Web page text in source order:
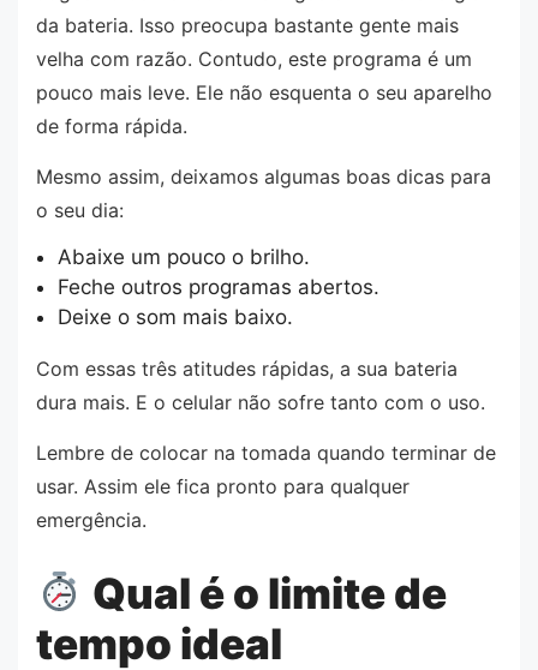
da bateria. Isso preocupa bastante gente mais
velha com razão. Contudo, este programa é um
pouco mais leve. Ele não esquenta o seu aparelho
de forma rápida.
Mesmo assim, deixamos algumas boas dicas para
o seu dia:
Abaixe um pouco o brilho.
Feche outros programas abertos.
Deixe o som mais baixo.
Com essas três atitudes rápidas, a sua bateria
dura mais. E o celular não sofre tanto com o uso.
Lembre de colocar na tomada quando terminar de
usar. Assim ele fica pronto para qualquer
emergência.
Qual é o limite de
tempo ideal